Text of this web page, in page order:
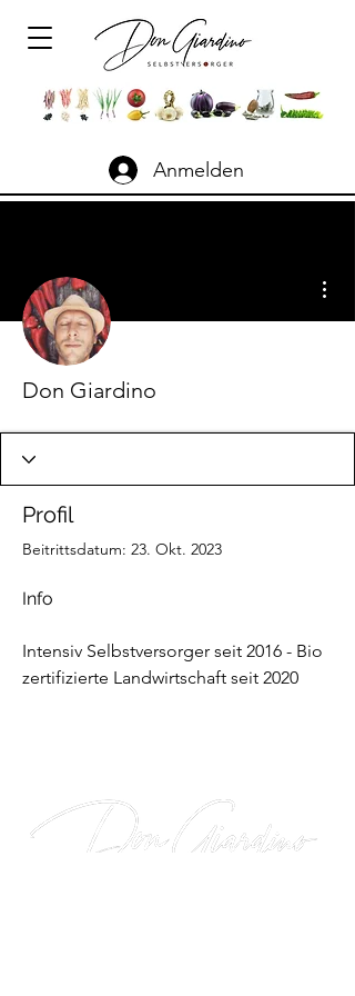
Anmelden
Don Giardino
Profil
Beitrittsdatum: 23. Okt. 2023
Info
Intensiv Selbstversorger seit 2016 - Bio
zertifizierte Landwirtschaft seit 2020